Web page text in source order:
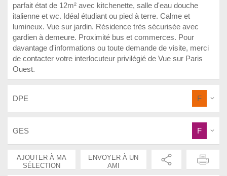
parfait état de 12m² avec kitchenette, salle d'eau douche
italienne et wc. Idéal étudiant ou pied à terre. Calme et
lumineux. Vue sur jardin. Résidence très sécurisée avec
gardien à demeure. Proximité bus et commerces. Pour
davantage d'informations ou toute demande de visite, merci
de contacter votre interlocuteur privilégié de Vue sur Paris
Ouest.
DPE F
GES F
AJOUTER À MA
SÉLECTION
ENVOYER À UN
AMI